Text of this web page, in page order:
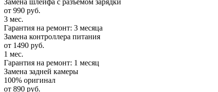
Замена шлейфа с разъёмом зарядки
от 990 руб.
3 мес.
Гарантия на ремонт: 3 месяца
Замена контроллера питания
от 1490 руб.
1 мес.
Гарантия на ремонт: 1 месяц
Замена задней камеры
100% оригинал
от 890 руб.